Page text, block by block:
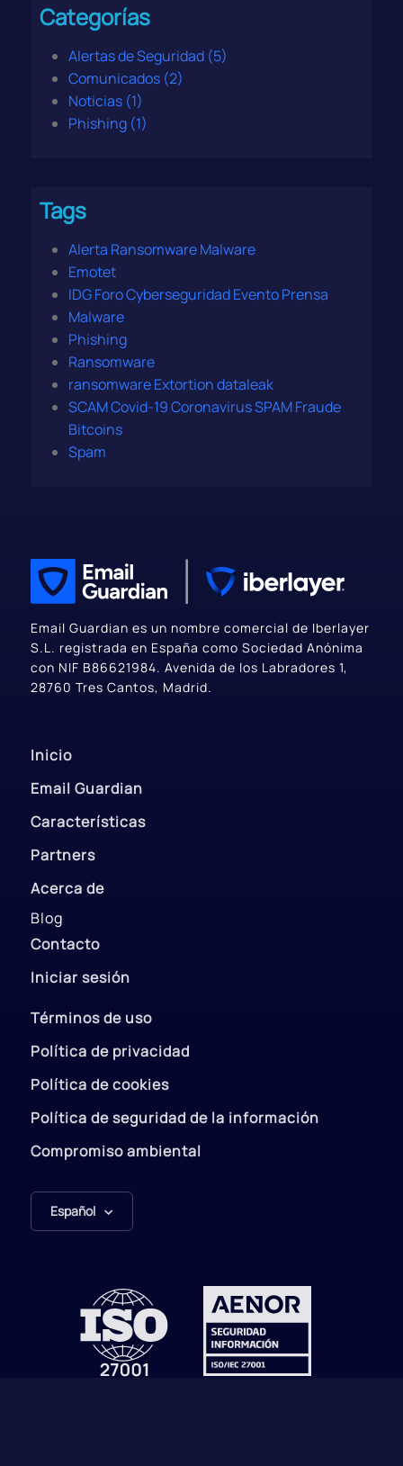
Categorías
Alertas de Seguridad (5)
Comunicados (2)
Noticias (1)
Phishing (1)
Tags
Alerta Ransomware Malware
Emotet
IDG Foro Cyberseguridad Evento Prensa
Malware
Phishing
Ransomware
ransomware Extortion dataleak
SCAM Covid-19 Coronavirus SPAM Fraude
Bitcoins
Spam
Email Guardian es un nombre comercial de Iberlayer
S.L. registrada en España como Sociedad Anónima
con NIF B86621984. Avenida de los Labradores 1,
28760 Tres Cantos, Madrid.
Inicio
Email Guardian
Características
Partners
Acerca de
Blog
Contacto
Iniciar sesión
Términos de uso
Política de privacidad
Política de cookies
Política de seguridad de la información
Compromiso ambiental
Español